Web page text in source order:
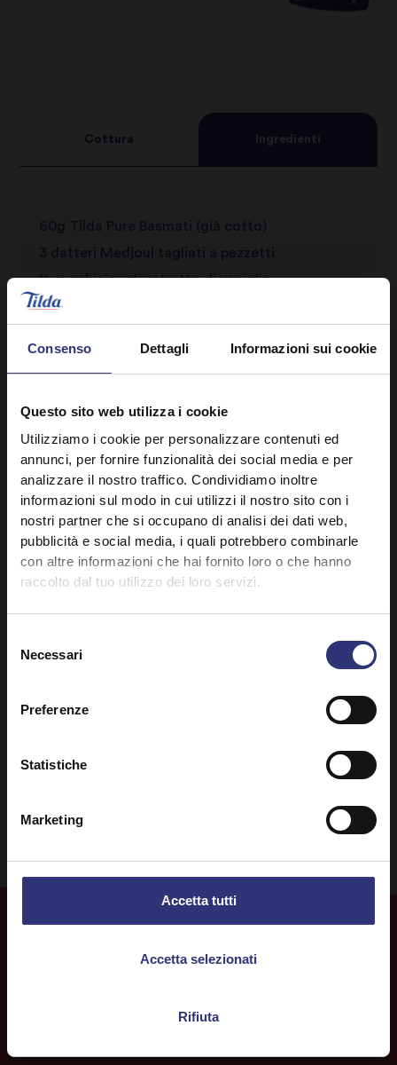
Consenso Dettagli Informazioni sui cookie
Questo sito web utilizza i cookie
Utilizziamo i cookie per personalizzare contenuti ed
annunci, per fornire funzionalità dei social media e per
analizzare il nostro traffico. Condividiamo inoltre
informazioni sul modo in cui utilizzi il nostro sito con i
nostri partner che si occupano di analisi dei dati web,
pubblicità e social media, i quali potrebbero combinarle
con altre informazioni che hai fornito loro o che hanno
raccolto dal tuo utilizzo dei loro servizi.
delNecessari
Preferenze
Statistiche
Marketing
Accetta tutti
Accetta selezionati
Rifiuta
Cottura Ingredienti
60g Tilda Pure Basmati (già cotto)
3 datteri Medjoul tagliati a pezzetti
½ cucchiaino di estratto di vaniglia
½ cucchiaino di acqua di rose
1 tazza e ⅟₄ di latte intero
Banane (facoltativo)
Fragole (facoltativo)
Frutta secca (facoltativo)
Altrericette